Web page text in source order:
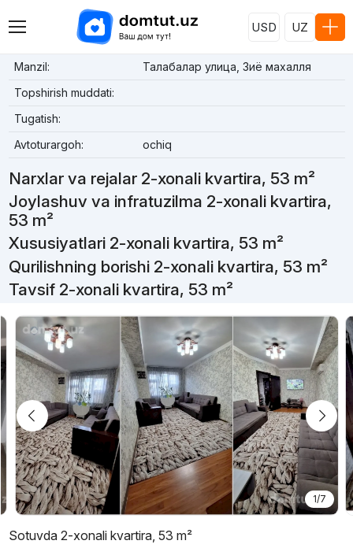
USD UZ
Manzil:
Талабалар улица, Зиё махалля
Topshirish muddati:
Tugatish:
Avtoturargoh:
ochiq
Narxlar va rejalar 2-xonali kvartira, 53 m²
Joylashuv va infratuzilma 2-xonali kvartira,
53 m²
Xususiyatlari 2-xonali kvartira, 53 m²
Qurilishning borishi 2-xonali kvartira, 53 m²
Tavsif 2-xonali kvartira, 53 m²
1/7
Sotuvda 2-xonali kvartira, 53 m²